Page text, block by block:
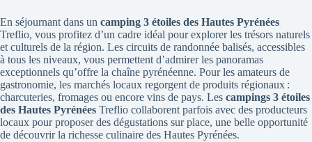
En séjournant dans un camping 3 étoiles des Hautes Pyrénées
Treflio, vous profitez d’un cadre idéal pour explorer les trésors naturels
et culturels de la région. Les circuits de randonnée balisés, accessibles
à tous les niveaux, vous permettent d’admirer les panoramas
exceptionnels qu’offre la chaîne pyrénéenne. Pour les amateurs de
gastronomie, les marchés locaux regorgent de produits régionaux :
charcuteries, fromages ou encore vins de pays. Les campings 3 étoiles
des Hautes Pyrénées Treflio collaborent parfois avec des producteurs
locaux pour proposer des dégustations sur place, une belle opportunité
de découvrir la richesse culinaire des Hautes Pyrénées.